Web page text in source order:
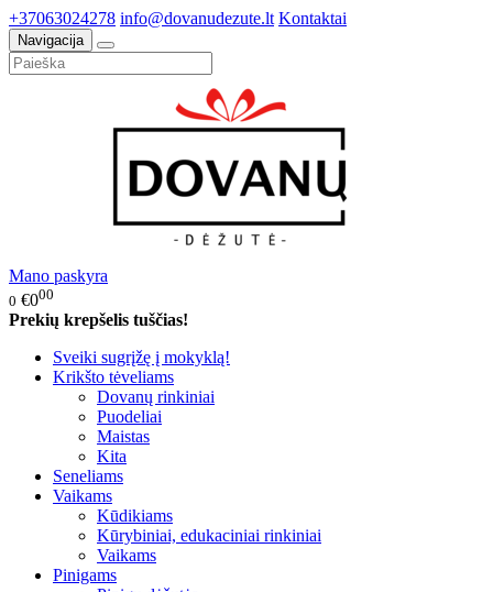
+37063024278 info@dovanudezute.lt Kontaktai
Navigacija
Mano paskyra
0 €000
Prekių krepšelis tuščias!
Sveiki sugrįžę į mokyklą!
Krikšto tėveliams
Dovanų rinkiniai
Puodeliai
Maistas
Kita
Seneliams
Vaikams
Kūdikiams
Kūrybiniai, edukaciniai rinkiniai
Vaikams
Pinigams